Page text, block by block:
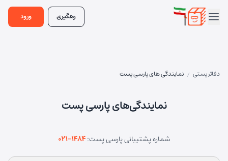
رهگیری ورود
دفاتر پستی / نمایندگی های پارسی پست
نمایندگی‌های پارسی پست
شماره پشتیبانی پارسی پست:۰۲۱-۱۴۸۴